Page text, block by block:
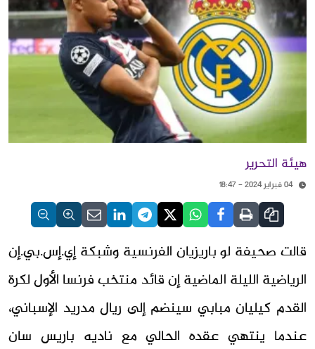
هيئة التحرير
04 فبراير 2024 - 18:47
قالت صحيفة لو باريزيان الفرنسية وشبكة إي.إس.بي.إن
الرياضية الليلة الماضية إن قائد منتخب فرنسا الأول لكرة
القدم كيليان مبابي سينضم إلى ريال مدريد الإسباني،
عندما ينتهي عقده الحالي مع ناديه باريس سان